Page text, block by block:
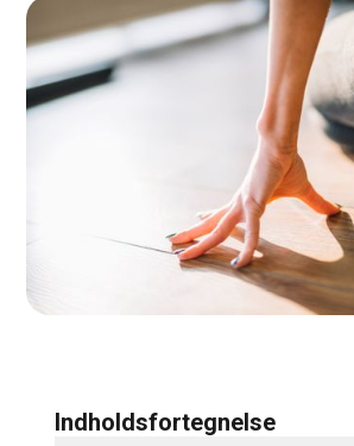
Indholdsfortegnelse